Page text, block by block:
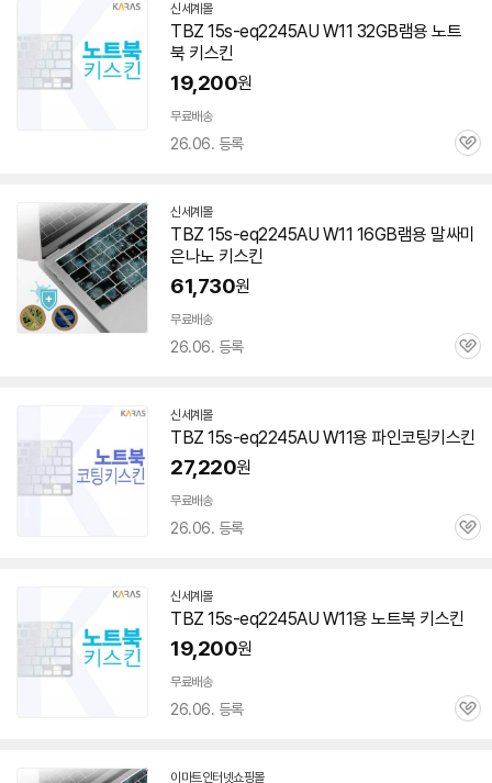
신세계몰
TBZ 15s-eq2245AU W11 32GB램용 노트
북 키스킨
19,200원
무료배송
26.06. 등록
관
신세계몰
TBZ 15s-eq2245AU W11 16GB램용 말싸미
은나노 키스킨
61,730원
무료배송
26.06. 등록
관
신세계몰
TBZ 15s-eq2245AU W11용 파인코팅키스킨
27,220원
무료배송
26.06. 등록
관
신세계몰
TBZ 15s-eq2245AU W11용 노트북 키스킨
19,200원
무료배송
26.06. 등록
관
이마트인터넷쇼핑몰